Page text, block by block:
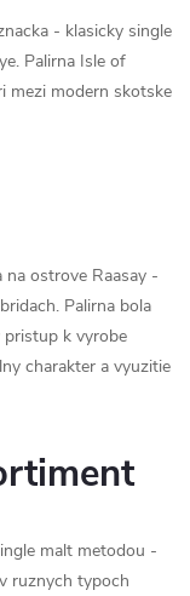
- klasicky single
Palirna Isle of
mezi modern skotske
na ostrove Raasay -
Palirna bola
k vyrobe
charakter a vyuzitie
malt metodou -
ruznych typoch